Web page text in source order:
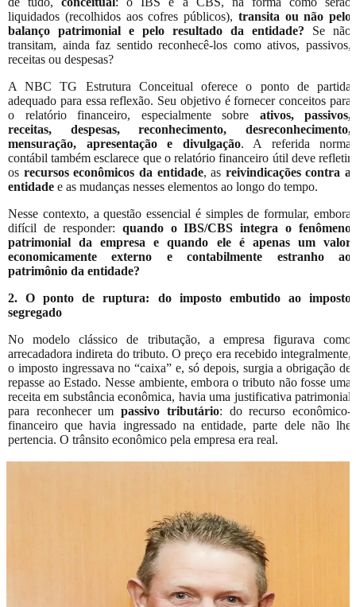
liquidados (recolhidos aos cofres públicos), transita ou não pelo
balanço patrimonial e pelo resultado da entidade? Se não
transitam, ainda faz sentido reconhecê-los como ativos, passivos,
receitas ou despesas?
A NBC TG Estrutura Conceitual oferece o ponto de partida
adequado para essa reflexão. Seu objetivo é fornecer conceitos para
o relatório financeiro, especialmente sobre ativos, passivos,
receitas, despesas, reconhecimento, desreconhecimento,
mensuração, apresentação e divulgação. A referida norma
contábil também esclarece que o relatório financeiro útil deve refletir
os recursos econômicos da entidade, as reivindicações contra a
entidade e as mudanças nesses elementos ao longo do tempo.
Nesse contexto, a questão essencial é simples de formular, embora
difícil de responder: quando o IBS/CBS integra o fenômeno
patrimonial da empresa e quando ele é apenas um valor
economicamente externo e contabilmente estranho ao
patrimônio da entidade?
2. O ponto de ruptura: do imposto embutido ao imposto
segregado
No modelo clássico de tributação, a empresa figurava como
arrecadadora indireta do tributo. O preço era recebido integralmente,
o imposto ingressava no “caixa” e, só depois, surgia a obrigação de
repasse ao Estado. Nesse ambiente, embora o tributo não fosse uma
receita em substância econômica, havia uma justificativa patrimonial
para reconhecer umpassivo tributário: do recurso econômico-
financeiro que havia ingressado na entidade, parte dele não lhe
pertencia. O trânsito econômico pela empresa era real.